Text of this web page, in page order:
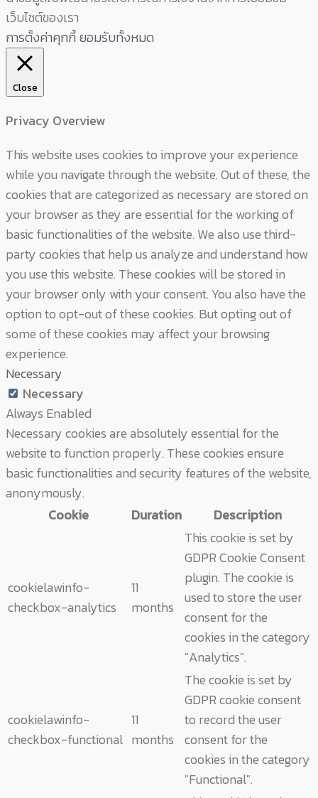
เว็บไซต์ของเรา
การตั้งค่าคุกกี้ยอมรับทั้งหมด
Close
Privacy Overview
This website uses cookies to improve your experience
while you navigate through the website. Out of these, the
cookies that are categorized as necessary are stored on
your browser as they are essential for the working of
basic functionalities of the website. We also use third-
party cookies that help us analyze and understand how
you use this website. These cookies will be stored in
your browser only with your consent. You also have the
option to opt-out of these cookies. But opting out of
some of these cookies may affect your browsing
experience.
Necessary
Necessary
Always Enabled
Necessary cookies are absolutely essential for the
website to function properly. These cookies ensure
basic functionalities and security features of the website,
anonymously.
Cookie
Duration Description
cookielawinfo-
checkbox-analytics
11
months
This cookie is set by
GDPR Cookie Consent
plugin. The cookie is
used to store the user
consent for the
cookies in the category
"Analytics".
cookielawinfo-
checkbox-functional
11
months
The cookie is set by
GDPR cookie consent
to record the user
consent for the
cookies in the category
"Functional".